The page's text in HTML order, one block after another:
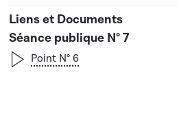
Séance publique N° 7
Point N° 6